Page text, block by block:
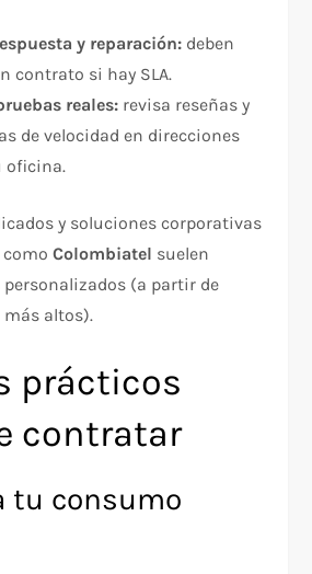
y reparación: deben
contrato si hay SLA.
reales: revisa reseñas y
de velocidad en direcciones
oficina.
y soluciones corporativas
comoColombiatel suelen
personalizados (a partir de
más altos).
prácticos
contratar
tu consumo